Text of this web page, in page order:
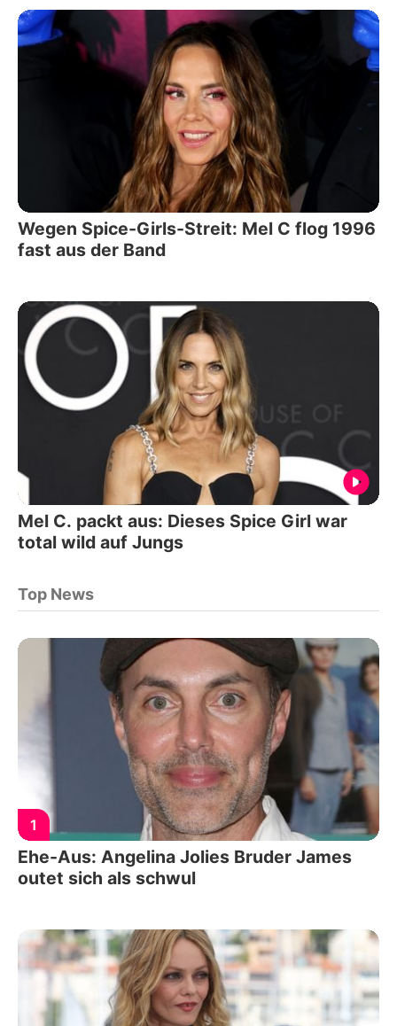
Wegen Spice-Girls-Streit: Mel C flog 1996
fast aus der Band
Mel C. packt aus: Dieses Spice Girl war
total wild auf Jungs
Top News
1
Ehe-Aus: Angelina Jolies Bruder James
outet sich als schwul